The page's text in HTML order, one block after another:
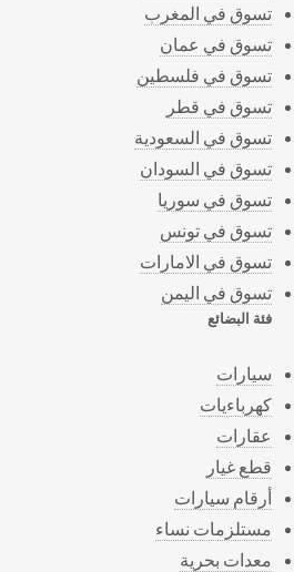
تسوق في المغرب
تسوق في عمان
تسوق في فلسطين
تسوق في قطر
تسوق في السعودية
تسوق في السودان
تسوق في سوريا
تسوق في تونس
تسوق في الامارات
تسوق في اليمن
فئة البضائع
سيارات
كهرباءيات
عقارات
قطع غيار
أرقام سيارات
مستلزمات نساء
معدات بحرية